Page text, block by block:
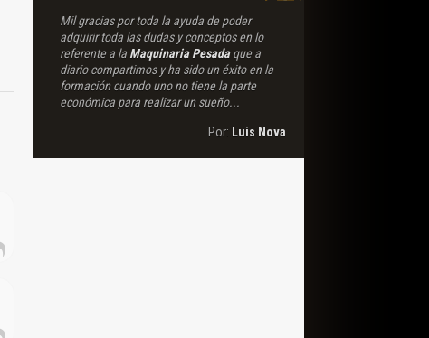
Mil gracias por toda la ayuda de poder
adquirir toda las dudas y conceptos en lo
referente a la Maquinaria Pesadaque a
diario compartimos y ha sido un éxito en la
formación cuando uno no tiene la parte
económica para realizar un sueño...
Por: Luis Nova